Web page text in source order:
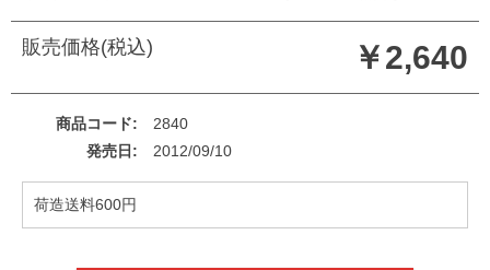
販売価格(税込) ￥2,640
商品コード
2840
発売日
2012/09/10
荷造送料600円